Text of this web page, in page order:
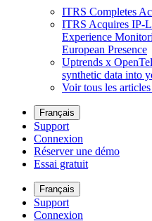
ITRS Completes
ITRS Acquires IP-
Experience
European Presence
Uptrends x
synthetic data into
Voir tous les
Français
Support
Connexion
Réserver une démo
Essai gratuit
Français
Support
Connexion